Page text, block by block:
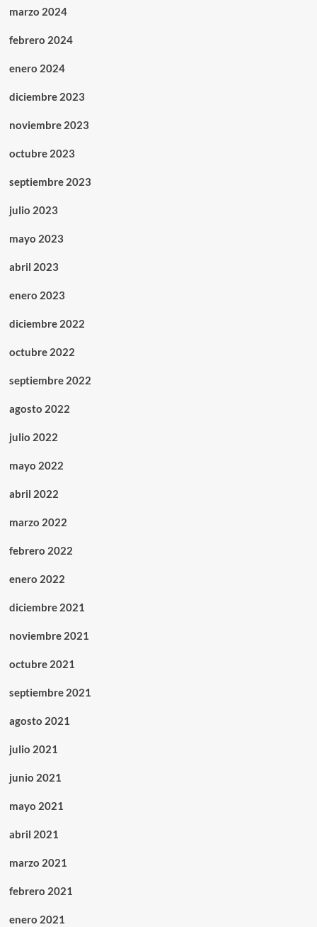
marzo 2024
febrero 2024
enero 2024
diciembre 2023
noviembre 2023
octubre 2023
septiembre 2023
julio 2023
mayo 2023
abril 2023
enero 2023
diciembre 2022
octubre 2022
septiembre 2022
agosto 2022
julio 2022
mayo 2022
abril 2022
marzo 2022
febrero 2022
enero 2022
diciembre 2021
noviembre 2021
octubre 2021
septiembre 2021
agosto 2021
julio 2021
junio 2021
mayo 2021
abril 2021
marzo 2021
febrero 2021
enero 2021